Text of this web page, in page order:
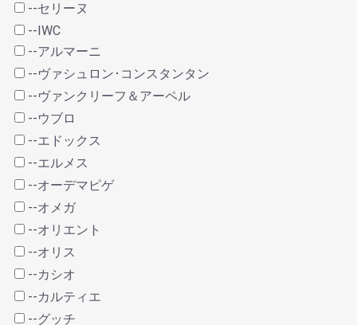
--セリーヌ
--IWC
--アルマーニ
--ヴァシュロン･コンスタンタン
--ヴァンクリーフ＆アーペル
--ウブロ
--エドックス
--エルメス
--オーデマピゲ
--オメガ
--オリエント
--オリス
--カシオ
--カルティエ
--グッチ